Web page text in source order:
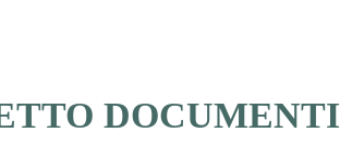
DOCUMENTI